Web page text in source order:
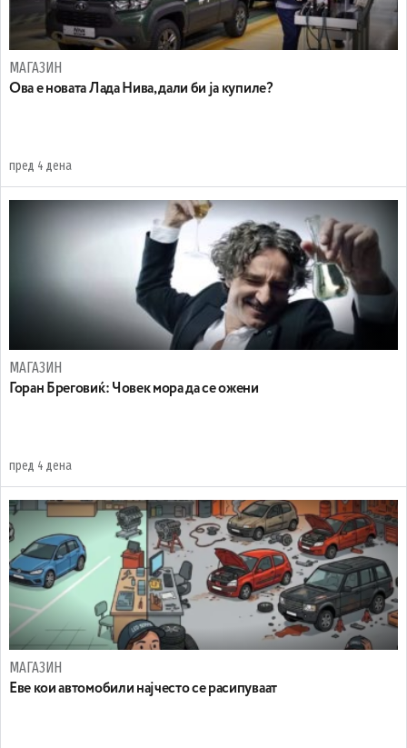
МАГАЗИН
Ова е новата Лада Нива, дали би ја купиле?
пред 4 дена
МАГАЗИН
Горан Бреговиќ: Човек мора да се ожени
пред 4 дена
МАГАЗИН
Еве кои автомобили најчесто се расипуваат